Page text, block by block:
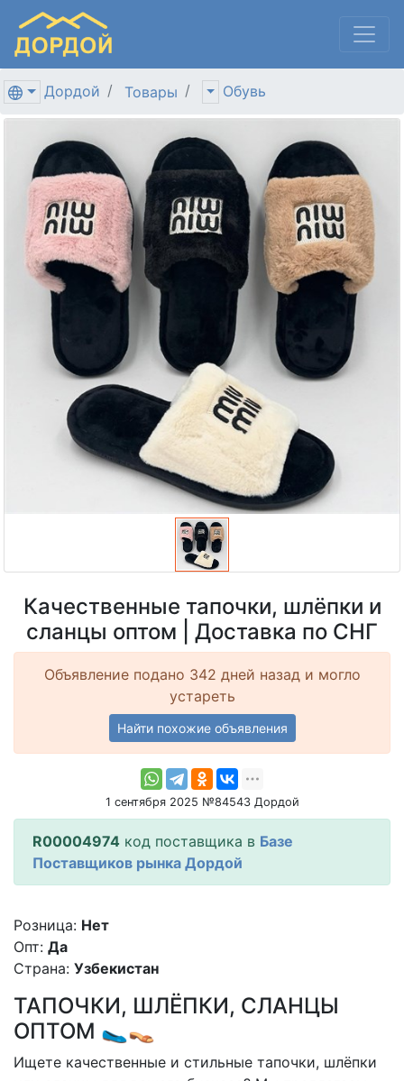
Дордой Товары Обувь
Качественные тапочки, шлёпки и
сланцы оптом | Доставка по СНГ
Объявление подано 342 дней назад и могло
устареть
Найти похожие объявления
1 сентября 2025 №84543 Дордой
R00004974 код поставщика в Базе
Поставщиков рынка Дордой
Розница: Нет
Опт: Да
Страна: Узбекистан
ТАПОЧКИ, ШЛЁПКИ, СЛАНЦЫ
ОПТОМ 🥿👡
Ищете качественные и стильные тапочки, шлёпки